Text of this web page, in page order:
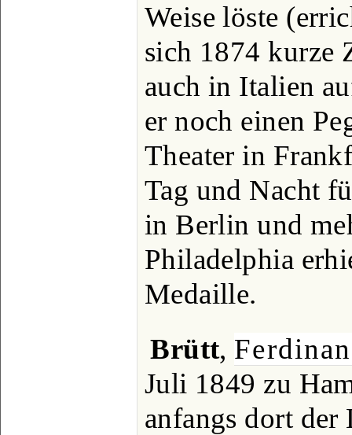
Weise löste
sich 1874 kurze
auch in Italien
er noch einen
Theater in
Tag und Nacht
in Berlin und
Philadelphia
Medaille.
Brütt,
Juli 1849 zu
anfangs dort